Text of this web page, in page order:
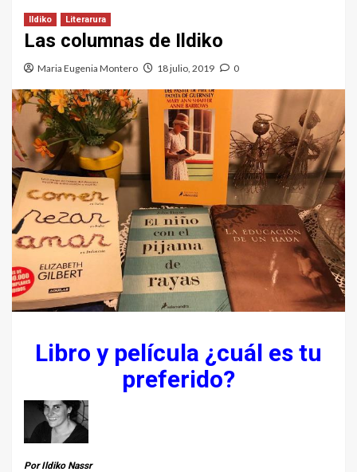
Ildiko Literarura
Las columnas de Ildiko
Maria Eugenia Montero 18 julio, 2019 0
Libro y película ¿cuál es tu
preferido?
Por Ildiko Nassr